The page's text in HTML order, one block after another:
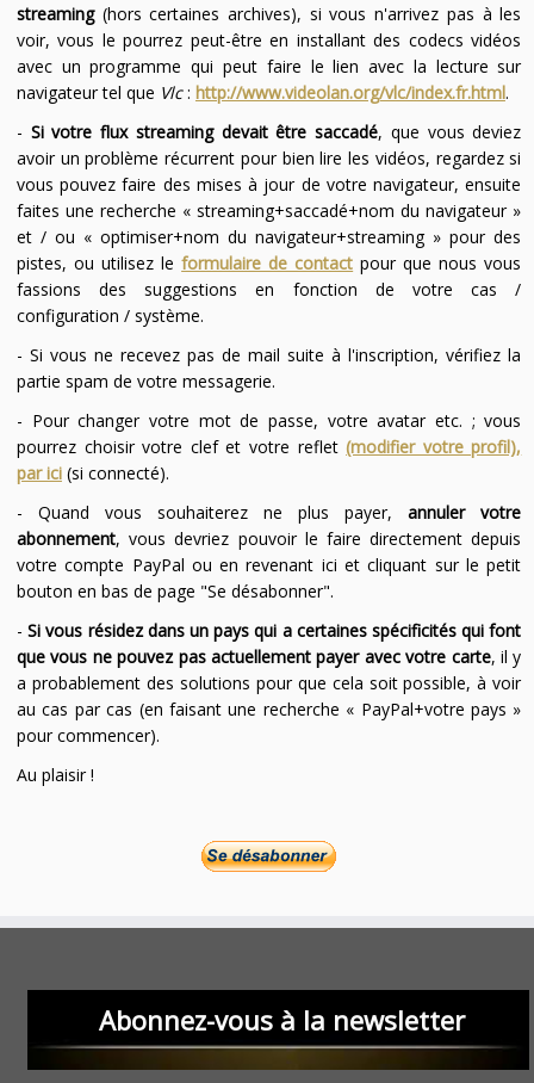
streaming(hors certaines archives), si vous n'arrivez pas à les
voir, vous le pourrez peut-être en installant des codecs vidéos
avec un programme qui peut faire le lien avec la lecture sur
navigateur tel que Vlc: http://www.videolan.org/vlc/index.fr.html.
- Si votre flux streaming devait être saccadé, que vous deviez
avoir un problème récurrent pour bien lire les vidéos, regardez si
vous pouvez faire des mises à jour de votre navigateur, ensuite
faites une recherche « streaming+saccadé+nom du navigateur »
et / ou « optimiser+nom du navigateur+streaming » pour des
pistes, ou utilisez leformulaire de contact pour que nous vous
fassions des suggestions en fonction de votre cas /
configuration / système.
- Si vous ne recevez pas de mail suite à l'inscription, vérifiez la
partie spam de votre messagerie.
- Pour changer votre mot de passe, votre avatar etc. ; vous
pourrez choisir votre clef et votre reflet(modifier votre profil),
par ici(si connecté).
- Quand vous souhaiterez ne plus payer,annuler votre
abonnement, vous devriez pouvoir le faire directement depuis
votre compte PayPal ou en revenant ici et cliquant sur le petit
bouton en bas de page "Se désabonner".
-Si vous résidez dans un pays qui a certaines spécificités qui font
que vous ne pouvez pas actuellement payer avec votre carte, il y
a probablement des solutions pour que cela soit possible, à voir
au cas par cas (en faisant une recherche « PayPal+votre pays »
pour commencer).
Au plaisir !
Abonnez-vous à la newsletter